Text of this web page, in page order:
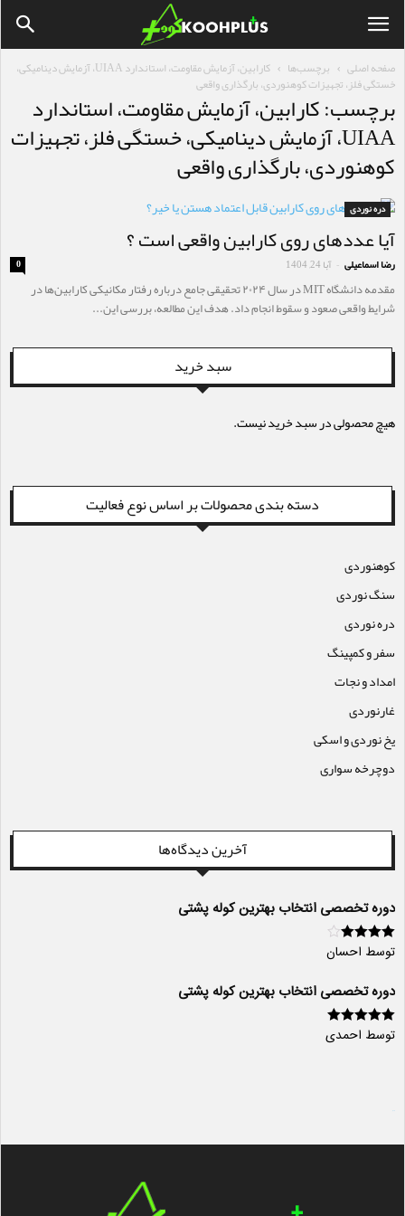
صفحه اصلی برچسب‌ها کارابین، آزمایش مقاومت، استاندارد UIAA، آزمایش دینامیکی،
خستگی فلز، تجهیزات کوهنوردی، بارگذاری واقعی
برچسب: کارابین، آزمایش مقاومت، استاندارد
UIAA، آزمایش دینامیکی، خستگی فلز، تجهیزات
کوهنوردی، بارگذاری واقعی
دره نوردی
آیا عددهای روی کارابین واقعی است ؟
رضا اسماعیلی - آبا 24, 1404 0
مقدمه دانشگاه MIT در سال ۲۰۲۴ تحقیقی جامع درباره رفتار مکانیکی کارابین‌ها در
شرایط واقعی صعود و سقوط انجام داد. هدف این مطالعه، بررسی این...
سبد خرید
هیچ محصولی در سبد خرید نیست.
دسته بندی محصولات بر اساس نوع فعالیت
کوهنوردی
سنگ نوردی
دره نوردی
سفر و کمپینگ
امداد و نجات
غارنوردی
یخ نوردی و اسکی
دوچرخه سواری
آخرین دیدگاه‌ها
دوره تخصصی انتخاب بهترین کوله پشتی
امتیاز 4از
توسط احسان
دوره تخصصی انتخاب بهترین کوله پشتی
امتیاز 5از 5
توسط احمدی